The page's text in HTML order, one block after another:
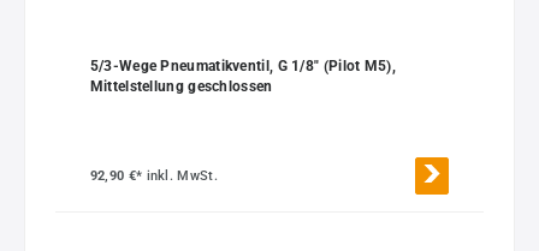
5/3-Wege Pneumatikventil, G 1/8" (Pilot M5),
Mittelstellung geschlossen
92,90 €* inkl. MwSt.